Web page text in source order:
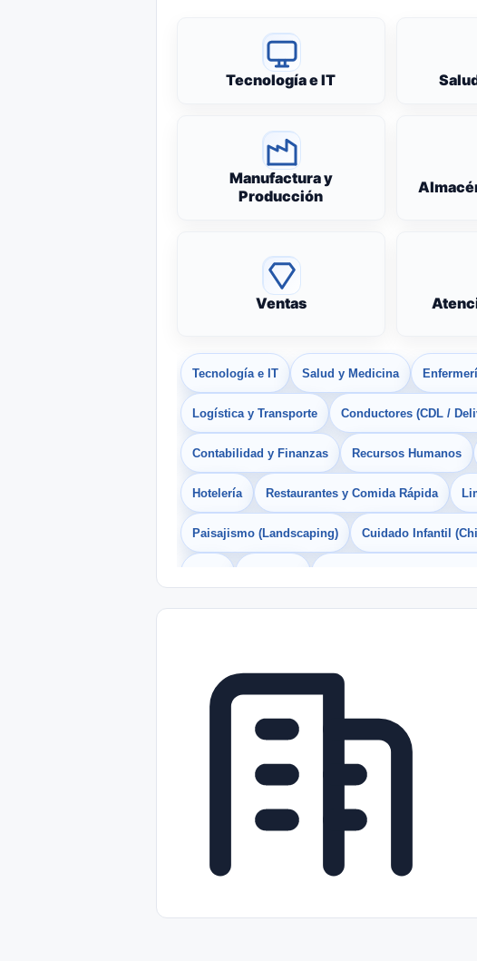
Tecnología e IT
Manufactura y
Producción
Ventas
Tecnología e IT Salud y Medicina
Logística y Transporte Conductores (CDL /
Contabilidad y Finanzas Recursos Humanos
Hotelería Restaurantes y Comida Rápida
Paisajismo (Landscaping) Cuidado Infantil
Freelance Prácticas (Internships) Empleos
Telecomunicaciones